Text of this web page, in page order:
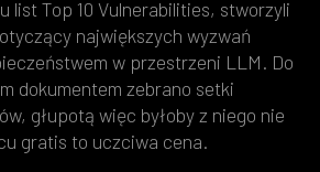
list Top 10 Vulnerabilities, stworzyli
największych wyzwań
w przestrzeni LLM. Do
dokumentem zebrano setki
głupotą więc byłoby z niego nie
gratis to uczciwa cena.